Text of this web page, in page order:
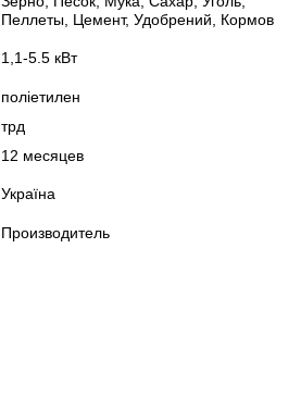
Пеллеты, Цемент, Удобрений, Кормов
1,1-5.5 кВт
поліетилен
трд
12 месяцев
Україна
Производитель